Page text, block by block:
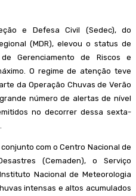
e Defesa Civil (Sedec), do
(MDR), elevou o status de
Gerenciamento de Riscos e
O regime de atenção teve
da Operação Chuvas de Verão
número de alertas de nível
no decorrer dessa sexta-
com o Centro Nacional de
(Cemaden), o Serviço
Nacional de Meteorologia
intensas e altos acumulados